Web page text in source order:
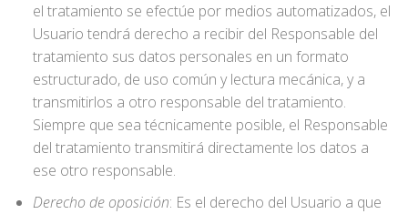
el tratamiento se efectúe por medios automatizados, el
Usuario tendrá derecho a recibir del Responsable del
tratamiento sus datos personales en un formato
estructurado, de uso común y lectura mecánica, y a
transmitirlos a otro responsable del tratamiento.
Siempre que sea técnicamente posible, el Responsable
del tratamiento transmitirá directamente los datos a
ese otro responsable.
Derecho de oposición: Es el derecho del Usuario a que